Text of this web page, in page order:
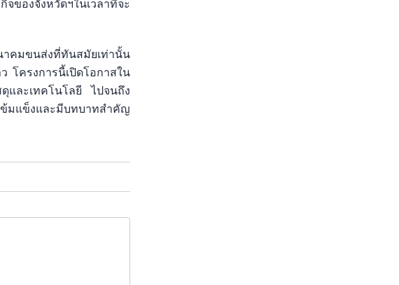
ของจังหวัดฯในเวลาที่จะ
าคมขนส่งที่ทันสมัยเท่านั้น
โครงการนี้เปิดโอกาสใน
และเทคโนโลยี ไปจนถึง
ข้มแข็งและมีบทบาทสำคัญ